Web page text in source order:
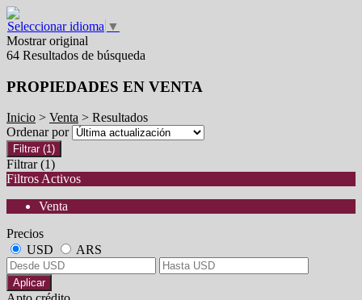
Seleccionar idioma ▼
Mostrar original
64 Resultados de búsqueda
PROPIEDADES EN VENTA
Inicio > Venta > Resultados
Ordenar por
Filtrar (1)
Filtrar (1)
Filtros Activos
Venta
Precios
USD
ARS
Aplicar